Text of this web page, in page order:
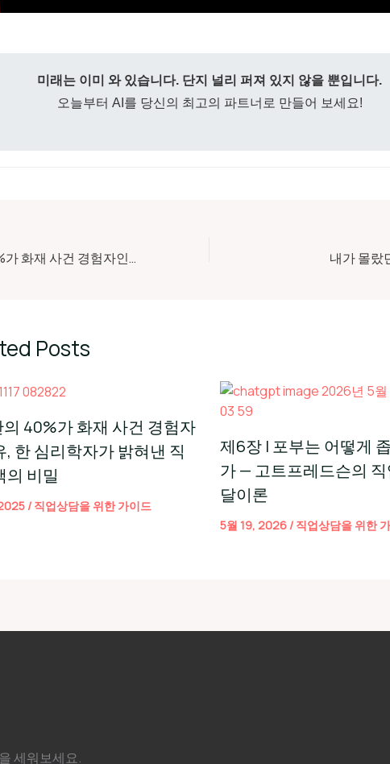
미래는 이미 와 있습니다. 단지 널리 퍼져 있지 않을 뿐입니다.
오늘부터 AI를 당신의 최고의 파트너로 만들어 보세요!
소방관의 40%가 화재 사건 경험자인 이유, 한 심리학자가 밝혀낸 직업 선택의 비밀 내가 몰랐
Posts
40%가 화재 사건 경험자
, 한 심리학자가 밝혀낸 직
의 비밀
/ 직업상담을 위한 가이드
제6장 | 포부는 어떻게
가 — 고트프레드슨의
달이론
5월 19, 2026 / 직업상담을 위한
세워보세요.